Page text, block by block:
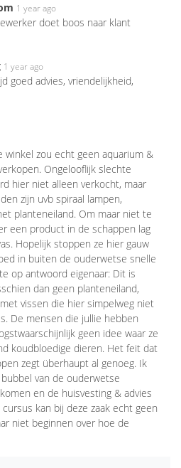
1 year ago
doet boos naar klant
1 year ago
goed advies, vriendelijkheid,
winkel zou echt geen aquarium &
Ongelooflijk slechte
hier niet alleen verkocht, maar
zijn uvb spiraal lampen,
planteneiland. Om maar niet te
een product in de schappen lag
Hopelijk stoppen ze hier gauw
in buiten de ouderwetse snelle
op antwoord eigenaar: Dit is
dan geen planteneiland,
vissen die hier simpelweg niet
De mensen die jullie hebben
geen idee waar ze
koudbloedige dieren. Het feit dat
zegt überhaupt al genoeg. Ik
van de ouderwetse
en de huisvesting & advies
kan bij deze zaak echt geen
niet beginnen over hoe de